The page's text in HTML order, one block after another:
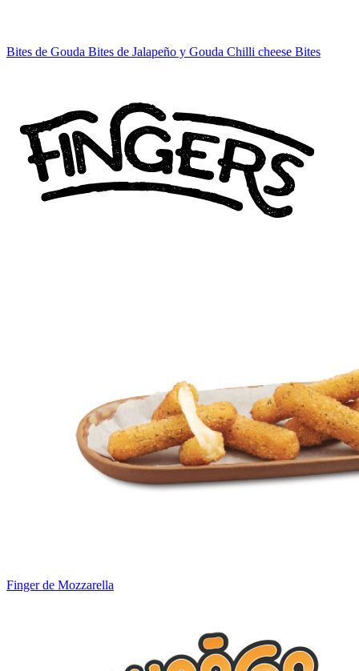
Bites de Gouda Bites de Jalapeño y Gouda Chilli cheese Bites
Finger de Mozzarella